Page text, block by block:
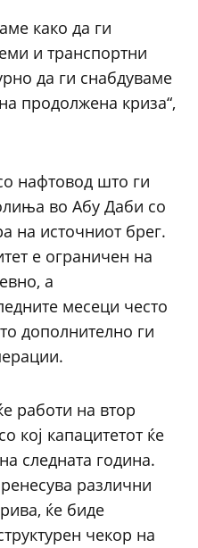
како да ги
и транспортни
да ги снабдуваме
продолжена криза“,
нафтовод што ги
во Абу Даби со
на источниот брег.
е ограничен на
а
месеци често
дополнително ги
работи на втор
кој капацитетот ќе
следната година.
различни
ќе биде
чекор на